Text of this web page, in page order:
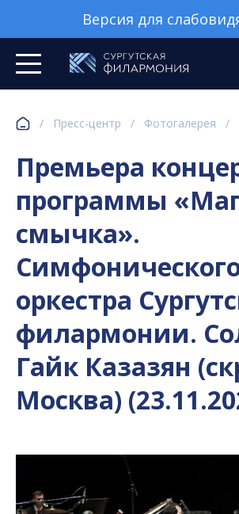
Версия для
/ Пресс-центр / Фотогалерея /
Премьера
программы
смычка».
оркестра
филармонии.
Гайк Казазян
Москва)